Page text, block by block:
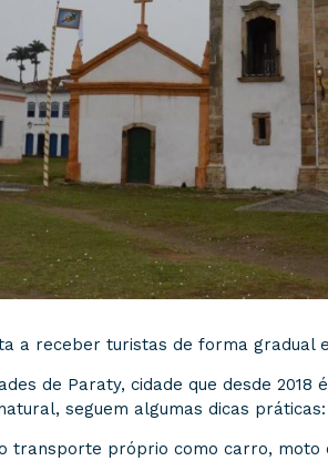
a receber turistas de forma gradual
de Paraty, cidade que desde 2018
seguem algumas dicas práticas:
transporte próprio como carro,